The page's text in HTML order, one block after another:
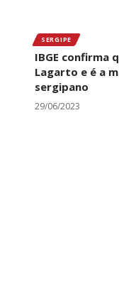
SERGIPE
IBGE confirma
Lagarto e é a
sergipano
29/06/2023